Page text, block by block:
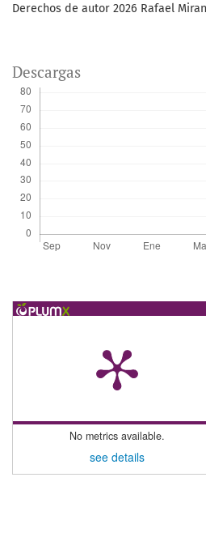
Derechos de autor 2026 Rafael
Descargas
No metrics available.
see details